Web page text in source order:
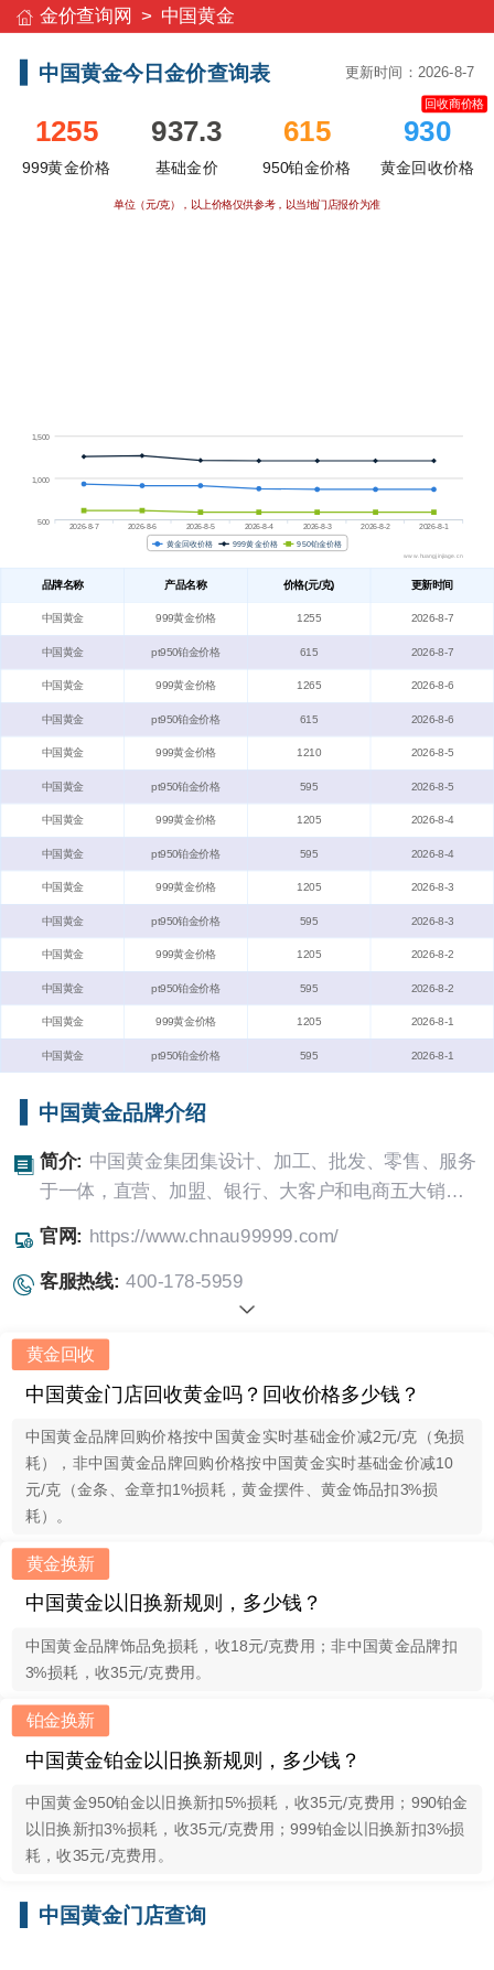
金价查询网 > 中国黄金
中国黄金今日金价查询表 更新时间：2026-8-7
1255
999黄金价格
937.3
基础金价
615
950铂金价格
930
黄金回收价格
单位（元/克），以上价格仅供参考，以当地门店报价为准
黄金回收价格 999黄金价格 950铂金价格
2026-8-7 2026-8-6 2026-8-5 2026-8-4 2026-8-3 2026-8-2 2026-8-1
500
1,000
1,500
www.huangjinjiage.cn
品牌名称 产品名称 价格(元/克) 更新时间
中国黄金 999黄金价格 1255 2026-8-7
中国黄金 pt950铂金价格 615 2026-8-7
中国黄金 999黄金价格 1265 2026-8-6
中国黄金 pt950铂金价格 615 2026-8-6
中国黄金 999黄金价格 1210 2026-8-5
中国黄金 pt950铂金价格 595 2026-8-5
中国黄金 999黄金价格 1205 2026-8-4
中国黄金 pt950铂金价格 595 2026-8-4
中国黄金 999黄金价格 1205 2026-8-3
中国黄金 pt950铂金价格 595 2026-8-3
中国黄金 999黄金价格 1205 2026-8-2
中国黄金 pt950铂金价格 595 2026-8-2
中国黄金 999黄金价格 1205 2026-8-1
中国黄金 pt950铂金价格 595 2026-8-1
中国黄金品牌介绍
简介: 中国黄金集团集设计、加工、批发、零售、服务
于一体，直营、加盟、银行、大客户和电商五大销售
官网: https://www.chnau99999.com/
客服热线: 400-178-5959
黄金回收
中国黄金门店回收黄金吗？回收价格多少钱？
中国黄金品牌回购价格按中国黄金实时基础金价减2元/克（免损
耗），非中国黄金品牌回购价格按中国黄金实时基础金价减10
元/克（金条、金章扣1%损耗，黄金摆件、黄金饰品扣3%损
耗）。
黄金换新
中国黄金以旧换新规则，多少钱？
中国黄金品牌饰品免损耗，收18元/克费用；非中国黄金品牌扣
3%损耗，收35元/克费用。
铂金换新
中国黄金铂金以旧换新规则，多少钱？
中国黄金950铂金以旧换新扣5%损耗，收35元/克费用；990铂金
以旧换新扣3%损耗，收35元/克费用；999铂金以旧换新扣3%损
耗，收35元/克费用。
中国黄金门店查询